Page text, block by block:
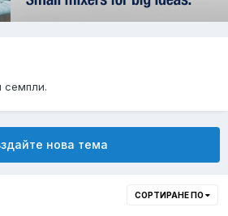
семпли.
нова тема
СОРТИРАНЕ ПО